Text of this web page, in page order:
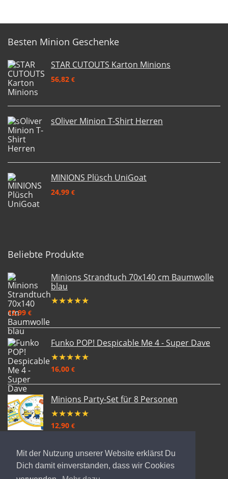
Mit der Nutzung unserer Website erklärst Du
Dich damit einverstanden, dass wir Cookies
Besten Minion Geschenke
STAR CUTOUTS Karton Minions
56,82 €
sOliver Minion T-Shirt Herren
MINIONS Plüsch UniGoat
24,99 €
Beliebte Produkte
Minions Strandtuch 70x140 cm Baumwolle
blau
★★★★★
12,99 €
Funko POP! Despicable Me 4 - Super Dave
★★★★★
16,00 €
Minions Party-Set für 8 Personen
★★★★★
12,90 €